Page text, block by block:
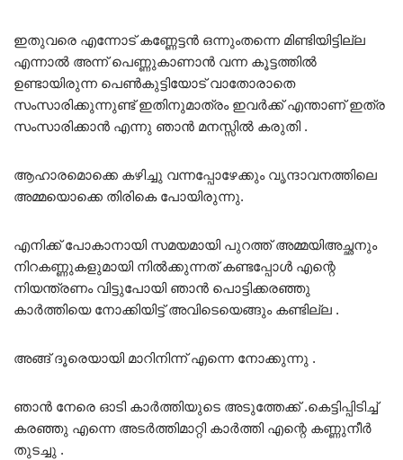
ഇതുവരെ എന്നോട് കണ്ണേട്ടൻ ഒന്നുംതന്നെ മിണ്ടിയിട്ടില്ല
എന്നാൽ അന്ന് പെണ്ണുകാണാൻ വന്ന കൂട്ടത്തിൽ
ഉണ്ടായിരുന്ന പെൺകുട്ടിയോട് വാതോരാതെ
സംസാരിക്കുന്നുണ്ട് ഇതിനുമാത്രം ഇവർക്ക് എന്താണ് ഇത്ര
സംസാരിക്കാൻ എന്നു ഞാൻ മനസ്സിൽ കരുതി .
ആഹാരമൊക്കെ കഴിച്ചു വന്നപ്പോഴേക്കും വൃന്ദാവനത്തിലെ
അമ്മയൊക്കെ തിരികെ പോയിരുന്നു.
എനിക്ക് പോകാനായി സമയമായി പുറത്ത് അമ്മയിഅച്ഛനും
നിറകണ്ണുകളുമായി നിൽക്കുന്നത് കണ്ടപ്പോൾ എന്റെ
നിയന്ത്രണം വിട്ടുപോയി ഞാൻ പൊട്ടിക്കരഞ്ഞു
കാർത്തിയെ നോക്കിയിട്ട് അവിടെയെങ്ങും കണ്ടില്ല .
അങ്ങ് ദൂരെയായി മാറിനിന്ന് എന്നെ നോക്കുന്നു .
ഞാൻ നേരെ ഓടി കാർത്തിയുടെ അടുത്തേക്ക് .കെട്ടിപ്പിടിച്ച്
കരഞ്ഞു എന്നെ അടർത്തിമാറ്റി കാർത്തി എന്റെ കണ്ണുനീർ
തുടച്ചു .